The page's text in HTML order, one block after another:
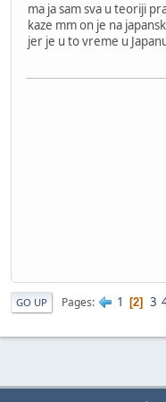
ma ja sam sva u teoriji
kaze mm on je na
jer je u to vreme u
GO UP Pages 1 2 3